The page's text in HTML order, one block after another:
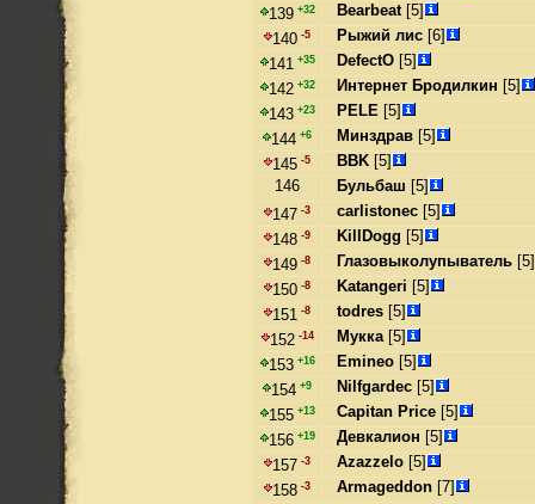
139 +32 Bearbeat[5]
140 -5 Рыжий лис [6]
141 +35 DefectO [5]
142 +32 Интернет Бродилкин [5]
143 +23 PELE [5]
144 +6 Минздрав [5]
145 -5 BBK [5]
146
Бульбаш [5]
147 -3 carlistonec [5]
148 -9 KillDogg [5]
149 -8 Глазовыколупыватель [5]
150 -8 Katangeri [5]
151 -8 todres [5]
152 -14 Мукка[5]
153 +16 Emineo [5]
154 +9 Nilfgardec [5]
155 +13 Capitan Price [5]
156 +19 Девкалион [5]
157 -3 Azazzelo [5]
158 -3 Armageddon [7]